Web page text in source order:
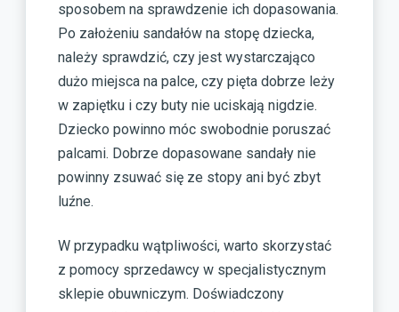
sposobem na sprawdzenie ich dopasowania.
Po założeniu sandałów na stopę dziecka,
należy sprawdzić, czy jest wystarczająco
dużo miejsca na palce, czy pięta dobrze leży
w zapiętku i czy buty nie uciskają nigdzie.
Dziecko powinno móc swobodnie poruszać
palcami. Dobrze dopasowane sandały nie
powinny zsuwać się ze stopy ani być zbyt
luźne.
W przypadku wątpliwości, warto skorzystać
z pomocy sprzedawcy w specjalistycznym
sklepie obuwniczym. Doświadczony